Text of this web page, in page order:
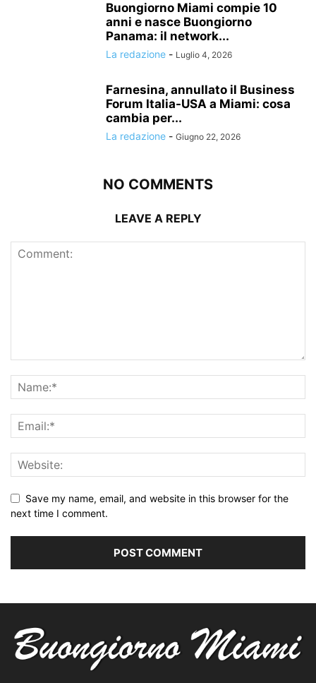
Buongiorno Miami compie 10
anni e nasce Buongiorno
Panama: il network...
La redazione - Luglio 4, 2026
Farnesina, annullato il Business
Forum Italia-USA a Miami: cosa
cambia per...
La redazione - Giugno 22, 2026
NO COMMENTS
LEAVE A REPLY
Save my name, email, and website in this browser for the
next time I comment.